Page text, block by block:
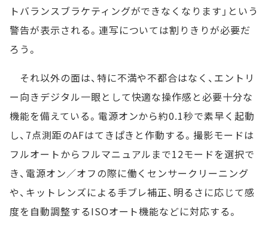
トバランスブラケティングができなくなります」という
警告が表示される。連写については割りきりが必要だ
ろう。
それ以外の面は、特に不満や不都合はなく、エントリ
ー向きデジタル一眼として快適な操作感と必要十分な
機能を備えている。電源オンから約0.1秒で素早く起動
し、7点測距のAFはてきぱきと作動する。撮影モードは
フルオートからフルマニュアルまで12モードを選択で
き、電源オン／オフの際に働くセンサークリーニング
や、キットレンズによる手ブレ補正、明るさに応じて感
度を自動調整するISOオート機能などに対応する。